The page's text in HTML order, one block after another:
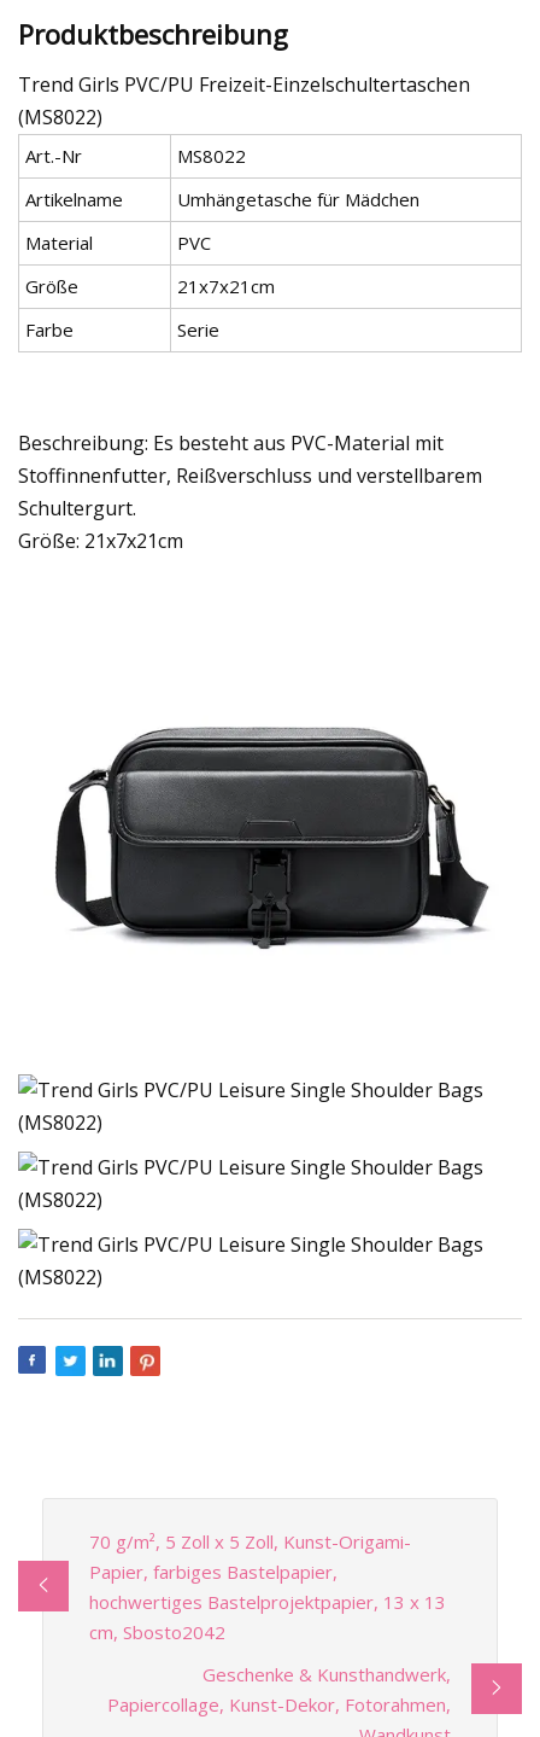
Produktbeschreibung
Trend Girls PVC/PU Freizeit-Einzelschultertaschen
(MS8022)
Art.-Nr
MS8022
Artikelname
Umhängetasche für Mädchen
Material
PVC
Größe
21x7x21cm
Farbe
Serie
Beschreibung: Es besteht aus PVC-Material mit
Stoffinnenfutter, Reißverschluss und verstellbarem
Schultergurt.
Größe: 21x7x21cm
70 g/m², 5 Zoll x 5 Zoll, Kunst-Origami-
Papier, farbiges Bastelpapier,
hochwertiges Bastelprojektpapier, 13 x 13
cm, Sbosto2042
Geschenke & Kunsthandwerk,
Papiercollage, Kunst-Dekor, Fotorahmen,